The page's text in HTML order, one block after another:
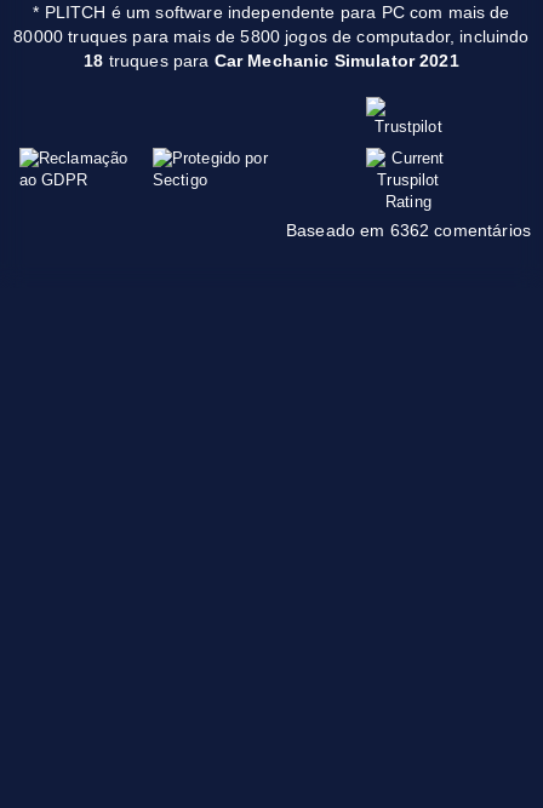
* PLITCH é um software independente para PC com mais de
80000 truques para mais de 5800 jogos de computador, incluindo
18 truques para Car Mechanic Simulator 2021
Baseado em 6362 comentários